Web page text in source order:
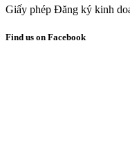
Giấy phép Đăng ký kinh
Find us on Facebook